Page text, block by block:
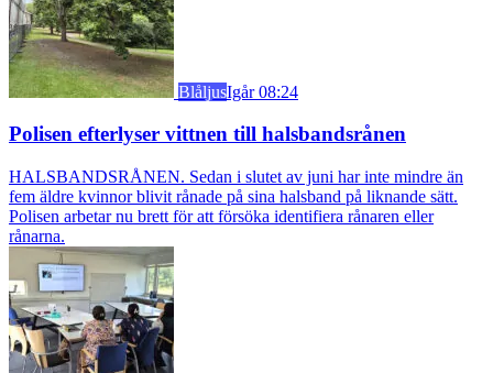
BlåljusIgår 08:24
Polisen efterlyser vittnen till halsbandsrånen
HALSBANDSRÅNEN. Sedan i slutet av juni har inte mindre än
fem äldre kvinnor blivit rånade på sina halsband på liknande sätt.
Polisen arbetar nu brett för att försöka identifiera rånaren eller
rånarna.